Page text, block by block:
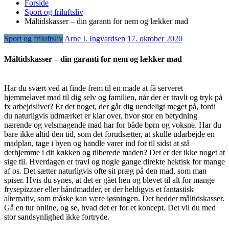
Forside
Sport og friluftsliv
Måltidskasser – din garanti for nem og lækker mad
Sport og friluftslivArne I. Ingvardsen 17. oktober 2020
Måltidskasser – din garanti for nem og lækker mad
Har du svært ved at finde frem til en måde at få serveret
hjemmelavet mad til dig selv og familien, når der er travlt og tryk på
fx arbejdslivet? Er det noget, der går dig uendeligt meget på, fordi
du naturligvis udmærket er klar over, hvor stor en betydning
nærende og velsmagende mad har for både børn og voksne. Har du
bare ikke altid den tid, som det forudsætter, at skulle udarbejde en
madplan, tage i byen og handle varer ind for til sidst at stå
derhjemme i dit køkken og tilberede maden? Det er der ikke noget at
sige til. Hverdagen er travl og nogle gange direkte hektisk for mange
af os. Det sætter naturligvis ofte sit præg på den mad, som man
spiser. Hvis du synes, at det er gået hen og blevet til alt for mange
frysepizzaer eller håndmadder, er der heldigvis et fantastisk
alternativ, som måske kan være løsningen. Det hedder måltidskasser.
Gå en tur online, og se, hvad det er for et koncept. Det vil du med
stor sandsynlighed ikke fortryde.